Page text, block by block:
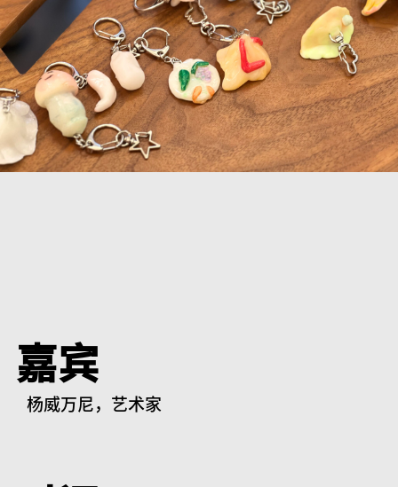
支持我们
关于我们
嘉宾
杨威万尼，艺术家